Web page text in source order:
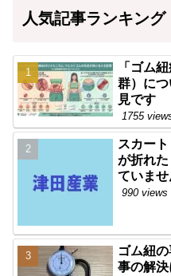
人気記事ランキング
「ゴム
群）に
見です
1755
スカー
が折れ
ていませ
990 views
ゴム紐
事の解決